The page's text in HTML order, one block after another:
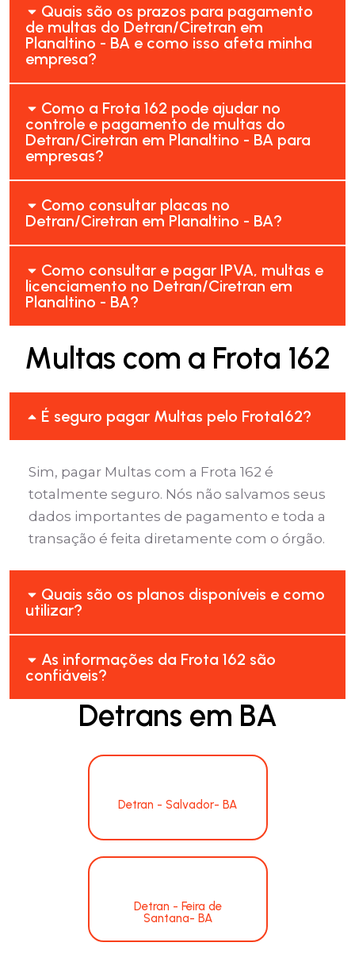
Quais são os prazos para pagamento
de multas do Detran/Ciretran em
Planaltino - BA e como isso afeta minha
empresa?
Como a Frota 162 pode ajudar no
controle e pagamento de multas do
Detran/Ciretran em Planaltino - BA para
empresas?
Como consultar placas no
Detran/Ciretran em Planaltino - BA?
Como consultar e pagar IPVA, multas e
licenciamento no Detran/Ciretran em
Planaltino - BA?
Multas com a Frota 162
É seguro pagar Multas pelo Frota162?
Sim, pagar Multas com a Frota 162 é
totalmente seguro. Nós não salvamos seus
dados importantes de pagamento e toda a
transação é feita diretamente com o órgão.
Quais são os planos disponíveis e como
utilizar?
As informações da Frota 162 são
confiáveis?
Detrans em BA
Detran - Salvador- BA
Detran - Feira de
Santana- BA